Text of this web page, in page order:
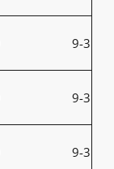
9-31
9-31
9-31